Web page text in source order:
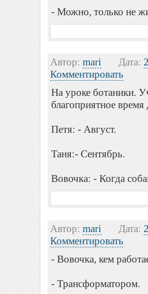
- Можно, только не
Автор: mari Дата:
Комментировать
На уроке ботаники.
благоприятное
Петя: - Август.
Таня:- Сентябрь.
Вовочка: - Когда
Автор: mari Дата:
Комментировать
- Вовочка, кем
- Трансформатором.